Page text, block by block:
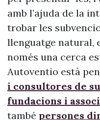
amb l’ajuda de la
trobar les
llenguatge natural,
només una cerca
Autoventio està
i consultores de
fundacions i
també persones